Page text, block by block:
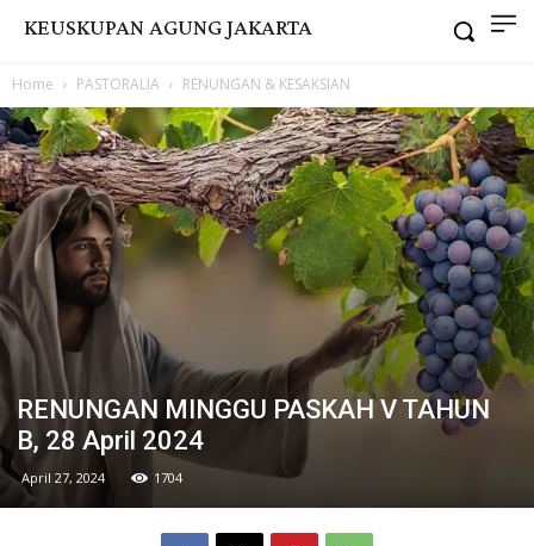
KEUSKUPAN AGUNG JAKARTA
Home PASTORALIA RENUNGAN & KESAKSIAN
RENUNGAN MINGGU PASKAH V TAHUN
B, 28 April 2024
April 27, 2024 1704